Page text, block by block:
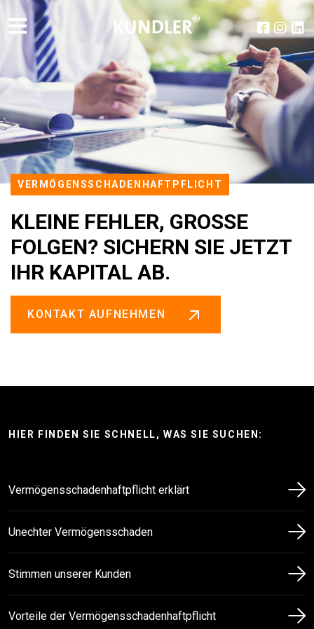
VERMÖGENS­SCHADEN­HAFTPFLICHT
KLEINE FEHLER, GROSSE F
OLGEN? SICHERN SIE JETZT I
HR KAPITAL AB.
KONTAKT AUFNEHMEN
HIER FINDEN SIE SCHNELL, WAS SIE SUCHEN:
Vermögens­schaden­haftpflicht erklärt
Unechter Vermögens­schaden
Stimmen unserer Kunden
Vorteile der Vermögens­schaden­haftpflicht